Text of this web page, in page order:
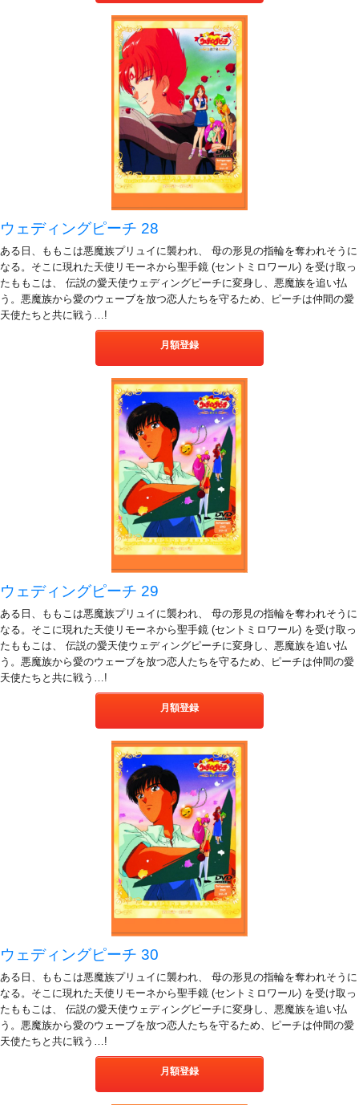
ウェディングピーチ 28
ある日、ももこは悪魔族プリュイに襲われ、 母の形見の指輪を奪われそうに
なる。そこに現れた天使リモーネから聖手鏡 (セントミロワール) を受け取っ
たももこは、 伝説の愛天使ウェディングピーチに変身し、悪魔族を追い払
う。悪魔族から愛のウェーブを放つ恋人たちを守るため、ピーチは仲間の愛
天使たちと共に戦う…!
月額登録
ウェディングピーチ 29
ある日、ももこは悪魔族プリュイに襲われ、 母の形見の指輪を奪われそうに
なる。そこに現れた天使リモーネから聖手鏡 (セントミロワール) を受け取っ
たももこは、 伝説の愛天使ウェディングピーチに変身し、悪魔族を追い払
う。悪魔族から愛のウェーブを放つ恋人たちを守るため、ピーチは仲間の愛
天使たちと共に戦う…!
月額登録
ウェディングピーチ 30
ある日、ももこは悪魔族プリュイに襲われ、 母の形見の指輪を奪われそうに
なる。そこに現れた天使リモーネから聖手鏡 (セントミロワール) を受け取っ
たももこは、 伝説の愛天使ウェディングピーチに変身し、悪魔族を追い払
う。悪魔族から愛のウェーブを放つ恋人たちを守るため、ピーチは仲間の愛
天使たちと共に戦う…!
月額登録